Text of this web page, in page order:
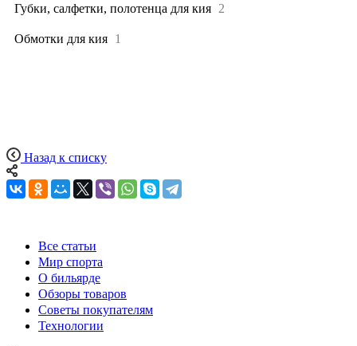
Губки, салфетки, полотенца для кия 2
Обмотки для кия 1
Назад к списку
Все статьи
Мир спорта
О бильярде
Обзоры товаров
Советы покупателям
Технологии